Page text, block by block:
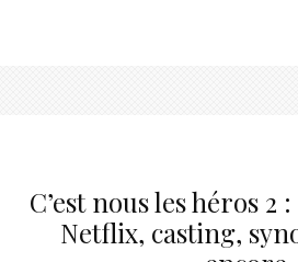
C’est nous les héros 2
Netflix, casting,